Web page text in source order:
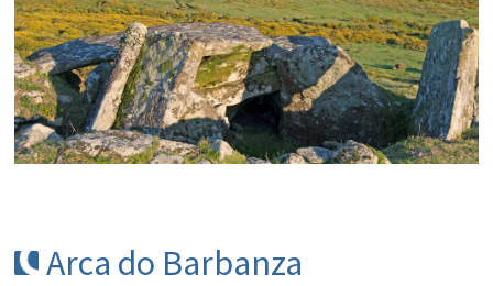
Arca do Barbanza